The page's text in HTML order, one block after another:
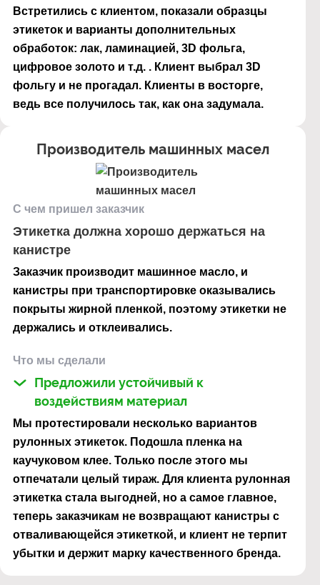
Встретились с клиентом, показали образцы
этикеток и варианты дополнительных
обработок: лак, ламинацией, 3D фольга,
цифровое золото и т.д. . Клиент выбрал 3D
фольгу и не прогадал. Клиенты в восторге,
ведь все получилось так, как она задумала.
Производитель машинных масел
С чем пришел заказчик
Этикетка должна хорошо держаться на
канистре
Заказчик производит машинное масло, и
канистры при транспортировке оказывались
покрыты жирной пленкой, поэтому этикетки не
держались и отклеивались.
Что мы сделали
Предложили устойчивый к
воздействиям материал
Мы протестировали несколько вариантов
рулонных этикеток. Подошла пленка на
каучуковом клее. Только после этого мы
отпечатали целый тираж. Для клиента рулонная
этикетка стала выгодней, но а самое главное,
теперь заказчикам не возвращают канистры с
отваливающейся этикеткой, и клиент не терпит
убытки и держит марку качественного бренда.